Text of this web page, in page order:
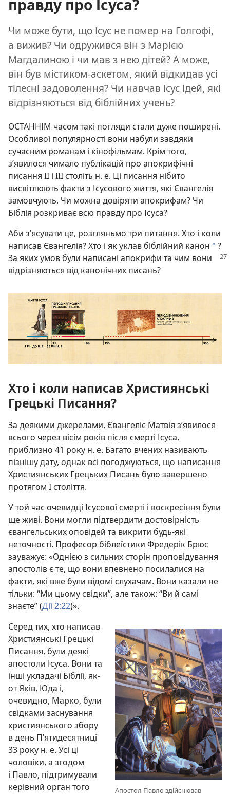
правду про Ісуса?
Чи може бути, що Ісус не помер на Голгофі,
а вижив? Чи одружився він з Марією
Магдалиною і чи мав з нею дітей? А може,
він був містиком-аскетом, який відкидав усі
тілесні задоволення? Чи навчав Ісус ідей, які
відрізняються від біблійних учень?
ОСТАННІМ часом такі погляди стали дуже поширені.
Особливої популярності вони набули завдяки
сучасним романам і кінофільмам. Крім того,
з’явилося чимало публікацій про апокрифічні
писання II і III століть н. е. Ці писання нібито
висвітлюють факти з Ісусового життя, які Євангелія
замовчують. Чи можна довіряти апокрифам? Чи
Біблія розкриває всю правду про Ісуса?
Аби з’ясувати це, розгляньмо три питання. Хто і коли
написав Євангелія? Хто і як уклав біблійний канон *?
За яких умов були написані апокрифи та чим вони
відрізняються від канонічних писань?
Хто і коли написав Християнські
Грецькі Писання?
За деякими джерелами, Євангеліє Матвія з’явилося
всього через вісім років після смерті Ісуса,
приблизно 41 року н. е. Багато вчених називають
пізнішу дату, однак всі погоджуються, що написання
Християнських Грецьких Писань було завершено
протягом I століття.
У той час очевидці Ісусової смерті і воскресіння були
ще живі. Вони могли підтвердити достовірність
євангельських оповідей та викрити будь-які
неточності. Професор біблеїстики Фредерік Брюс
зауважує: «Однією з сильних сторін проповідування
апостолів є те, що вони впевнено посилалися на
факти, які вже були відомі слухачам. Вони казали не
тільки: “Ми цьому свідки”, але також: “Ви й самі
знаєте” (Дії 2:22)».
Апостол Павло здійснював
Серед тих, хто написав
Християнські Грецькі
Писання, були деякі
апостоли Ісуса. Вони та
інші укладачі Біблії, як-
от Яків, Юда і,
очевидно, Марко, були
свідками заснування
християнського збору
в день П’ятидесятниці
33 року н. е. Усі ці
чоловіки, а згодом
і Павло, підтримували
керівний орган того